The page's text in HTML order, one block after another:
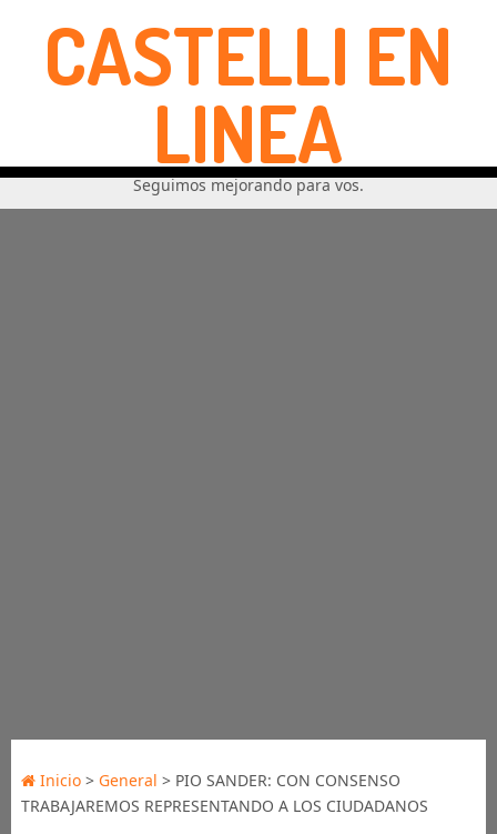
CASTELLI EN
LINEA
Seguimos mejorando para vos.
Inicio> General > PIO SANDER: CON CONSENSO
TRABAJAREMOS REPRESENTANDO A LOS CIUDADANOS